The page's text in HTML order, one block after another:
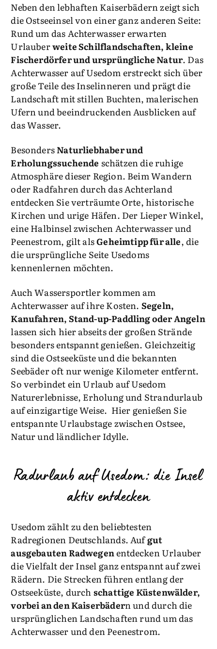
Neben den lebhaften Kaiserbädern zeigt sich
die Ostseeinsel von einer ganz anderen Seite:
Rund um das Achterwasser erwarten
Urlauberweite Schilflandschaften, kleine
Fischerdörfer und ursprüngliche Natur. Das
Achterwasser auf Usedom erstreckt sich über
große Teile des Inselinneren und prägt die
Landschaft mit stillen Buchten, malerischen
Ufern und beeindruckenden Ausblicken auf
das Wasser.
BesondersNaturliebhaber und
Erholungssuchende schätzen die ruhige
Atmosphäre dieser Region. Beim Wandern
oder Radfahren durch das Achterland
entdecken Sie verträumte Orte, historische
Kirchen und urige Häfen. Der Lieper Winkel,
eine Halbinsel zwischen Achterwasser und
Peenestrom, gilt alsGeheimtipp für alle, die
die ursprüngliche Seite Usedoms
kennenlernen möchten.
Auch Wassersportler kommen am
Achterwasser auf ihre Kosten. Segeln,
Kanufahren, Stand-up-Paddling oder Angeln
lassen sich hier abseits der großen Strände
besonders entspannt genießen. Gleichzeitig
sind die Ostseeküste und die bekannten
Seebäder oft nur wenige Kilometer entfernt.
So verbindet ein Urlaub auf Usedom
Naturerlebnisse, Erholung und Strandurlaub
auf einzigartige Weise. Hier genießen Sie
entspannte Urlaubstage zwischen Ostsee,
Natur und ländlicher Idylle.
Radurlaub auf Usedom: die Insel
aktiv entdecken
Usedom zählt zu den beliebtesten
Radregionen Deutschlands. Aufgut
ausgebauten Radwegenentdecken Urlauber
die Vielfalt der Insel ganz entspannt auf zwei
Rädern. Die Strecken führen entlang der
Ostseeküste, durchschattige Küstenwälder,
vorbei an den Kaiserbädern und durch die
ursprünglichen Landschaften rund um das
Achterwasser und den Peenestrom.